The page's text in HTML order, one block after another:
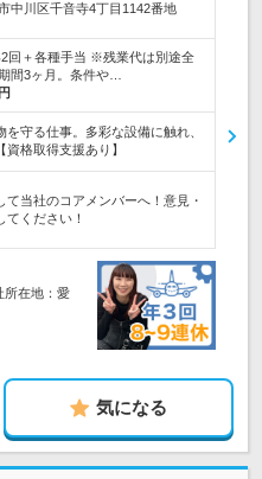
中川区千音寺4丁目1142番地
回＋各種手当 ※残業代は別途全
間3ヶ月。条件や…
を守る仕事。多彩な設備に触れ、
格取得支援あり】
て当社のコアメンバーへ！意見・
ください！
所在地：愛
気になる